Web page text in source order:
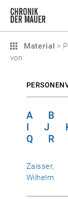
Material >
von
A B
I
J
Q
R
Zaisser,
Wilhelm